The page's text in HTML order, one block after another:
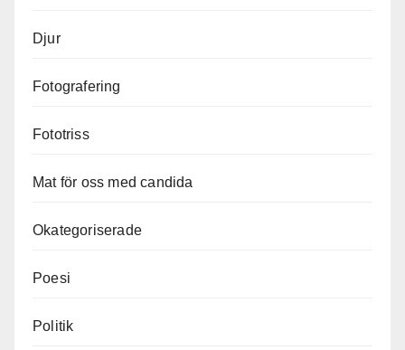
Djur
Fotografering
Fototriss
Mat för oss med candida
Okategoriserade
Poesi
Politik